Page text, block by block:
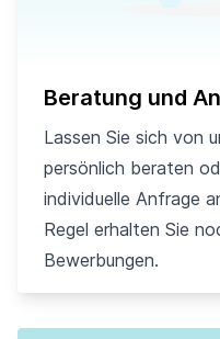
Beratung und
Lassen Sie sich von
persönlich beraten
individuelle Anfrage
Regel erhalten Sie
Bewerbungen.